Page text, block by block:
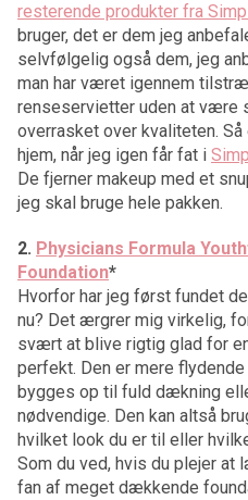
resterende produkter fra
bruger, det er dem jeg
selvfølgelig også dem, jeg
man har været igennem
renseservietter uden at
overrasket over kvaliteten.
hjem, når jeg igen får fat i
De fjerner makeup med et
jeg skal bruge hele pakken.
2. Physicians Formula
Foundation*
Hvorfor har jeg først fundet
nu? Det ærgrer mig virkelig,
svært at blive rigtig glad for
perfekt. Den er mere
bygges op til fuld dækning
nødvendige. Den kan altså
hvilket look du er til eller
Som du ved, hvis du plejer
fan af meget dækkende